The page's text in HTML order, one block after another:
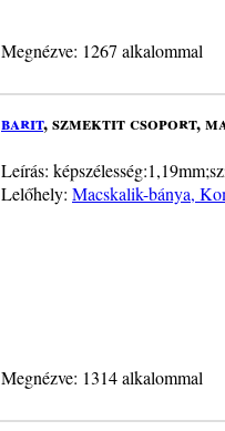
Megnézve: 1267 alkalommal
barit, szmektit csoport,
Leírás:
Lelőhely: Macskalik-bánya,
Megnézve: 1314 alkalommal